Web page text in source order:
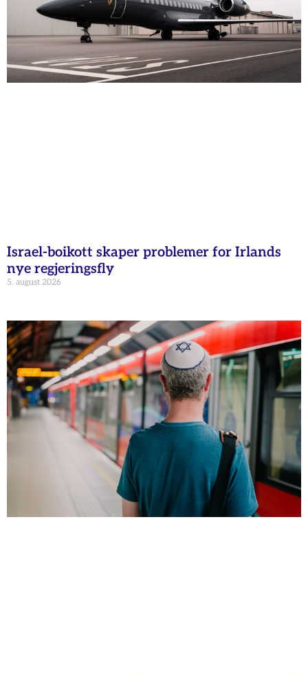
Israel-boikott skaper problemer for Irlands
nye regjeringsfly
5. august 2026